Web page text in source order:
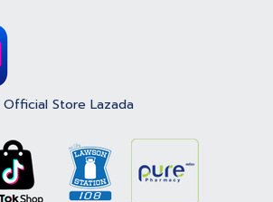
Official Store Lazada